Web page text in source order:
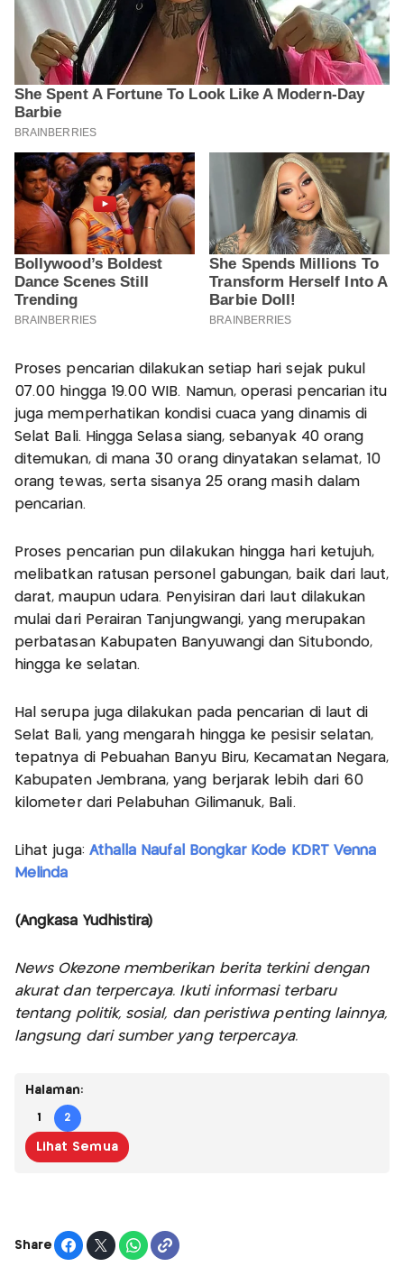
Proses pencarian dilakukan setiap hari sejak pukul
07.00 hingga 19.00 WIB. Namun, operasi pencarian itu
juga memperhatikan kondisi cuaca yang dinamis di
Selat Bali. Hingga Selasa siang, sebanyak 40 orang
ditemukan, di mana 30 orang dinyatakan selamat, 10
orang tewas, serta sisanya 25 orang masih dalam
pencarian.
Proses pencarian pun dilakukan hingga hari ketujuh,
melibatkan ratusan personel gabungan, baik dari laut,
darat, maupun udara. Penyisiran dari laut dilakukan
mulai dari Perairan Tanjungwangi, yang merupakan
perbatasan Kabupaten Banyuwangi dan Situbondo,
hingga ke selatan.
Hal serupa juga dilakukan pada pencarian di laut di
Selat Bali, yang mengarah hingga ke pesisir selatan,
tepatnya di Pebuahan Banyu Biru, Kecamatan Negara,
Kabupaten Jembrana, yang berjarak lebih dari 60
kilometer dari Pelabuhan Gilimanuk, Bali.
Lihat juga: Athalla Naufal Bongkar Kode KDRT Venna
Melinda
(Angkasa Yudhistira)
News Okezone memberikan berita terkini dengan
akurat dan terpercaya. Ikuti informasi terbaru
tentang politik, sosial, dan peristiwa penting lainnya,
langsung dari sumber yang terpercaya.
Halaman:
1 2
Lihat Semua
Share